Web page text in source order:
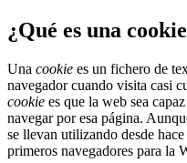
¿Qué es una
Una cookie es un fichero de
navegador cuando visita casi
cookie es que la web sea
navegar por esa página.
se llevan utilizando desde
primeros navegadores para la